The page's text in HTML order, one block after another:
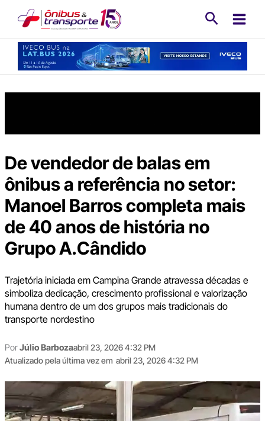
conteúdo
De vendedor de balas em
ônibus a referência no setor:
Manoel Barros completa mais
de 40 anos de história no
Grupo A.Cândido
Trajetória iniciada em Campina Grande atravessa décadas e
simboliza dedicação, crescimento profissional e valorização
humana dentro de um dos grupos mais tradicionais do
transporte nordestino
PorJúlio Barbozaabril 23, 2026 4:32 PM
Atualizado pela última vez em abril 23, 2026 4:32 PM